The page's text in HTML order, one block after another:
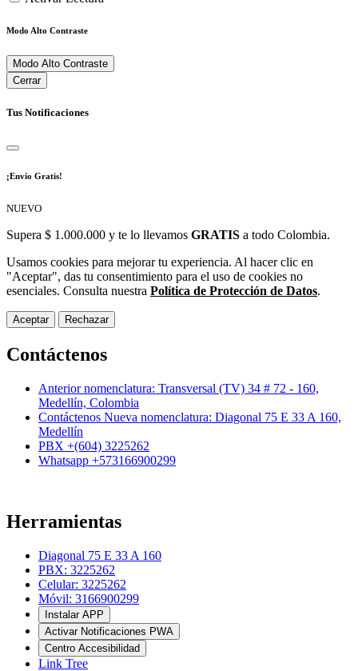
Modo Alto Contraste
Modo Alto Contraste
Cerrar
Tus Notificaciones
¡Envío Gratis!
NUEVO
Supera $ 1.000.000 y te lo llevamos GRATIS a todo Colombia.
Usamos cookies para mejorar tu experiencia. Al hacer clic en
"Aceptar", das tu consentimiento para el uso de cookies no
esenciales. Consulta nuestra Política de Protección de Datos.
Aceptar Rechazar
Contáctenos
Anterior nomenclatura: Transversal (TV) 34 # 72 - 160,
Medellín, Colombia
Contáctenos Nueva nomenclatura: Diagonal 75 E 33 A 160,
Medellín
PBX +(604) 3225262
Whatsapp +573166900299
Herramientas
Diagonal 75 E 33 A 160
PBX: 3225262
Celular: 3225262
Móvil: 3166900299
Instalar APP
Activar Notificaciones PWA
Centro Accesibilidad
Link Tree